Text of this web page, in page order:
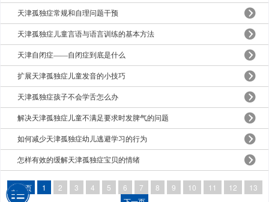
天津孤独症常规和自理问题干预
天津孤独症儿童言语与语言训练的基本方法
天津自闭症——自闭症到底是什么
扩展天津孤独症儿童发音的小技巧
天津孤独症孩子不会学舌怎么办
解决天津孤独症儿童不满足要求时发脾气的问题
如何减少天津孤独症幼儿逃避学习的行为
怎样有效的缓解天津孤独症宝贝的情绪
上一页 1 2 3 4 5 6 7 8 9 10 11 12
13